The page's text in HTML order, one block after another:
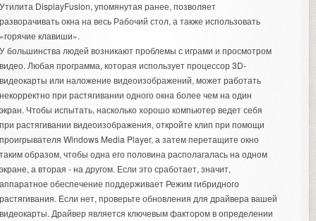
DisplayFusion, упомянутая ранее, позволяет
окна на весь Рабочий стол, а также использовать
клавиши».
большинства людей возникают проблемы с играми и просмотром
Любая программа, которая использует процессор 3D-
или наложение видеоизображений, может работать
при растягивании одного окна более чем на один
Чтобы испытать, насколько хорошо компьютер ведет себя
растягивании видеоизображения, откройте клип при помощи
Windows Media Player, а затем перетащите окно
образом, чтобы одна его половина располагалась на одном
а вторая - на другом. Если это сработает, значит,
обеспечение поддерживает Режим гибридного
Если нет, проверьте обновления для драйвера вашей
Драйвер является ключевым фактором в определении